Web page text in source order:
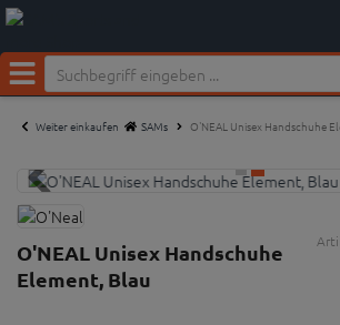
Menü
Weiter einkaufen SAMs O'NEAL Unisex Handschuhe
O'NEAL Unisex Handschuhe
Element, Blau
Neu bei SAM's: